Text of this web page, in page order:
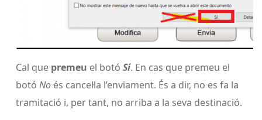
pot aparèixer el missatge següent: